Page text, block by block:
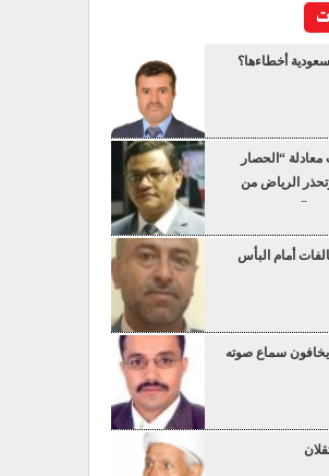
أخطاءها؟
“الحصار
الرياض من
أمام البأس
يخافون سماع صوته